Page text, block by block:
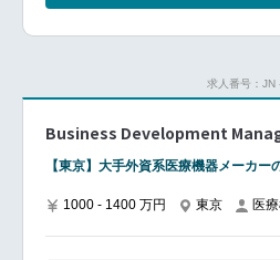
Marketing:Build strategies
materials, educational
Oversee the development
improve business models
Regional
求人番号：
Business Development
【東京】大手外資系医療機器メーカ
1000 - 1400 万円 東京 医